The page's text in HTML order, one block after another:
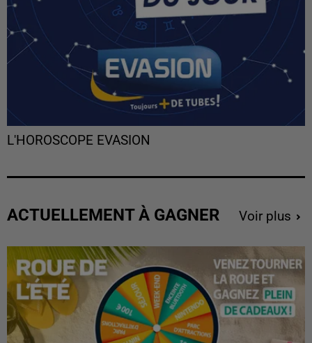
L'HOROSCOPE EVASION
ACTUELLEMENT À GAGNER Voir plus